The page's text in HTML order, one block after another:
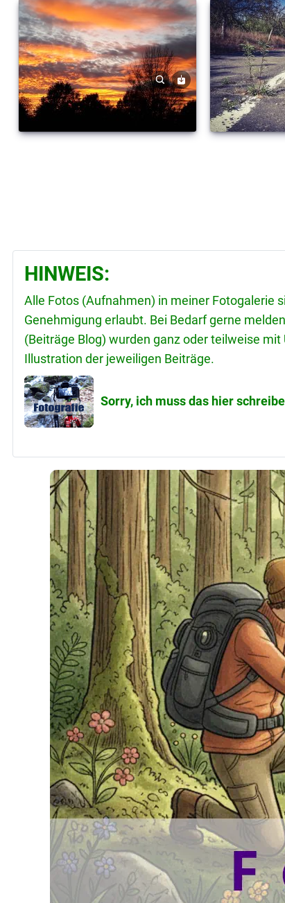
HINWEIS:
Alle Fotos (Aufnahmen) in meiner Fotogalerie
Genehmigung erlaubt. Bei Bedarf gerne
(Beiträge Blog) wurden ganz oder teilweise
Illustration der jeweiligen Beiträge.
Sorry, ich muss das hier